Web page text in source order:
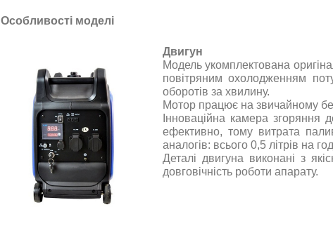
Особливості моделі
Двигун
Модель укомплектована
повітряним охолодженням
оборотів за хвилину.
Мотор працює на звичайному
Інноваційна камера згоряння
ефективно, тому витрата
аналогів: всього 0,5 літрів на
Деталі двигуна виконані з
довговічність роботи апарату.